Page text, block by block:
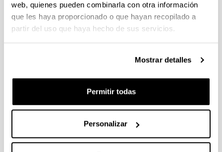
web, quienes pueden combinarla con otra información
que les haya proporcionado o que hayan recopilado a
partir del uso que haya hecho de sus servicios.
Mostrar detalles
Permitir todas
Personalizar
Cuatrimestre 2
El Inglés en el Mundo
Expresión Oral y Escrita II en Lengua A
Lengua Inglesa II